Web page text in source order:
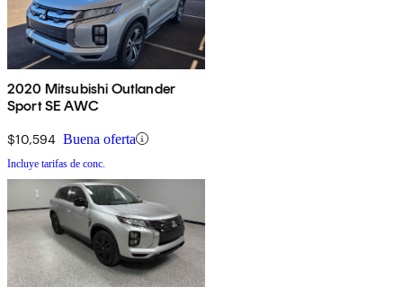
2020 Mitsubishi Outlander
Sport SE AWC
$10,594 Buena oferta
Incluye tarifas de conc.